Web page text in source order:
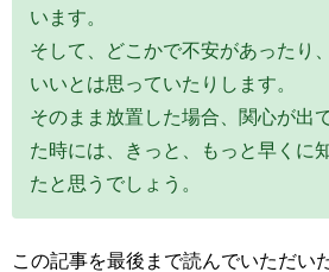
います。
そして、どこかで不安があったり
いいとは思っていたりします。
そのまま放置した場合、関心が出
た時には、きっと、もっと早くに
たと思うでしょう。
この記事を最後まで読んでいただい